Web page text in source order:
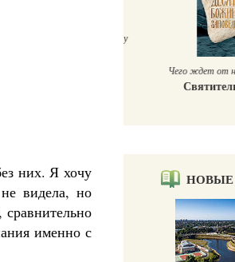
них. Я хочу
видела, но
именно с
Победоносец. Научись у
Котов Чего ждет от нас
Святитель